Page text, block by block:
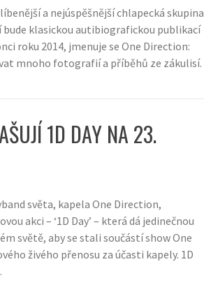
a nejúspěšnější chlapecká skupina
bude klasickou autibiografickou publikací
roku 2014, jmenuje se One Direction:
mnoho fotografií a příběhů ze zákulisí.
1D DAY NA 23.
světa, kapela One Direction,
akci – ‘1D Day’ – která dá jedinečnou
světě, aby se stali součástí show One
živého přenosu za účasti kapely. 1D